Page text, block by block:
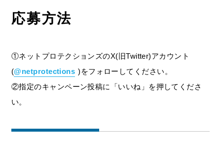
応募方法
①ネットプロテクションズのX(旧Twitter)アカウント
(@netprotections )をフォローしてください。
②指定のキャンペーン投稿に「いいね」を押してくださ
い。